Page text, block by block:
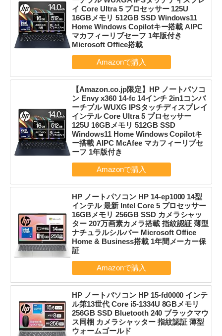
イ Core Ultra 5 プロセッサー 125U
16GBメモリ 512GB SSD Windows11
Home Windows Copilotキー搭載 AIPC
マカフィーリブセーフ 1年版付き
Microsoft Office搭載
【Amazon.co.jp限定】HP ノートパソコ
ン Envy x360 14-fc 14インチ 2in1コンバ
ーチブル WUXG IPSタッチディスプレイ
インテル Core Ultra 5 プロセッサー
125U 16GBメモリ 512GB SSD
Windows11 Home Windows Copilotキ
ー搭載 AIPC McAfee マカフィーリブセ
ーフ 1年版付き
HP ノートパソコン HP 14-ep1000 14型
インテル 最新 Intel Core 5 プロセッサー
16GBメモリ 256GB SSD カメラシャッ
ター 207万画素カメラ搭載 指紋認証 薄型
ナチュラルシルバー Microsoft Office
Home & Business搭載 1年間メーカー保
証
HP ノートパソコン HP 15-fd0000 インテ
ル第13世代 Core i5-1334U 8GBメモリ
256GB SSD Bluetooth 240 ブラックマウ
ス同梱 カメラシャッター 指紋認証 薄型
ウォームゴールド